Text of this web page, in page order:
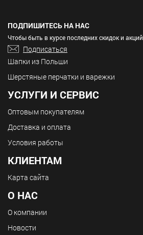
ПОДПИШИТЕСЬ НА НАС
Чтобы быть в курсе последних скидок и акций
Подписаться
Шапки из Польши
Шерстяные перчатки и варежки
УСЛУГИ И СЕРВИС
Оптовым покупателям
Доставка и оплата
Условия работы
КЛИЕНТАМ
Карта сайта
О НАС
О компании
Новости